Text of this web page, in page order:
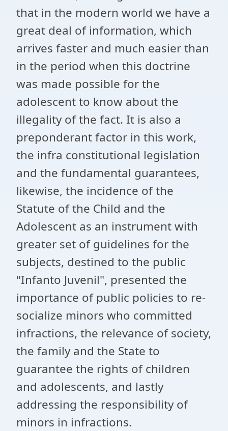
that in the modern world we have a
great deal of information, which
arrives faster and much easier than
in the period when this doctrine
was made possible for the
adolescent to know about the
illegality of the fact. It is also a
preponderant factor in this work,
the infra constitutional legislation
and the fundamental guarantees,
likewise, the incidence of the
Statute of the Child and the
Adolescent as an instrument with
greater set of guidelines for the
subjects, destined to the public
"Infanto Juvenil", presented the
importance of public policies to re-
socialize minors who committed
infractions, the relevance of society,
the family and the State to
guarantee the rights of children
and adolescents, and lastly
addressing the responsibility of
minors in infractions.